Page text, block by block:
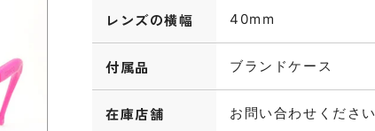
レンズの横幅 40mm
付属品 ブランドケース
在庫店舗 お問い合わせください